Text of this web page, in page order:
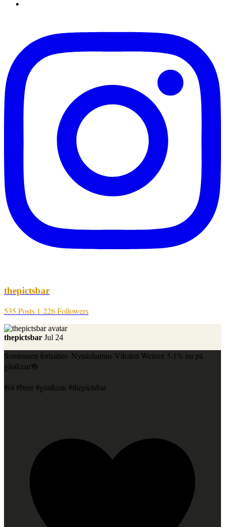
thepictsbar
535 Posts 1 226 Followers
thepictsbar Jul 24
Sommaren fortsätter- Nynäshamns Viksten Weizen 5.1% nu på
gästkran🍻
#öl #beer #gästkran #thepictsbar